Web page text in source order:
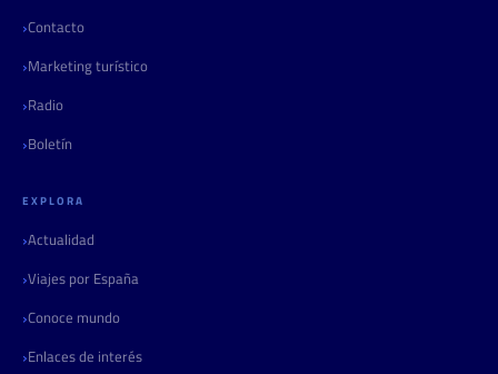
Contacto
Marketing turístico
Radio
Boletín
EXPLORA
Actualidad
Viajes por España
Conoce mundo
Enlaces de interés